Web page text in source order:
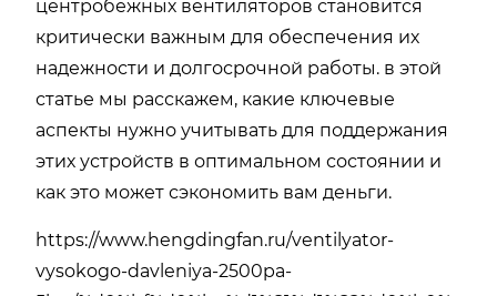
центробежных вентиляторов становится
критически важным для обеспечения их
надежности и долгосрочной работы. в этой
статье мы расскажем, какие ключевые
аспекты нужно учитывать для поддержания
этих устройств в оптимальном состоянии и
как это может сэкономить вам деньги.
https://www.hengdingfan.ru/ventilyator-
vysokogo-davleniya-2500pa-